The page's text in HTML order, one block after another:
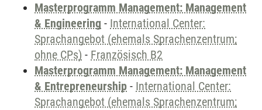
Masterprogramm Management: Management
& Engineering - International Center:
Sprachangebot (ehemals Sprachenzentrum;
ohne CPs) - Französisch B2
Masterprogramm Management: Management
& Entrepreneurship - International Center:
Sprachangebot (ehemals Sprachenzentrum;